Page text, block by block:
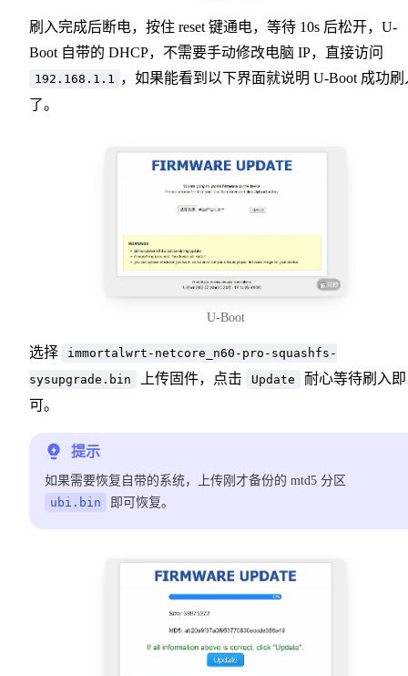
刷入完成后断电，按住 reset 键通电，等待 10s 后松开，U-
Boot 自带的 DHCP，不需要手动修改电脑 IP，直接访问
192.168.1.1
，如果能看到以下界面就说明 U-Boot 成功刷
了。
U-Boot
选择
immortalwrt-netcore_n60-pro-squashfs-
sysupgrade.bin
上传固件，点击 Update
耐心等待刷入即
可。
提示
如果需要恢复自带的系统，上传刚才备份的 mtd5 分区
ubi.bin
即可恢复。